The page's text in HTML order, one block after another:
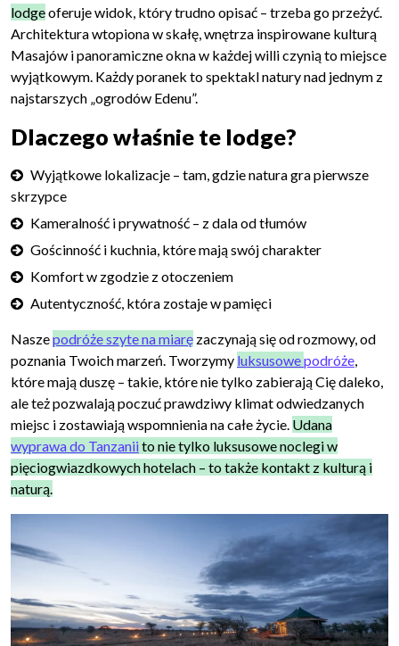
lodgeoferuje widok, który trudno opisać – trzeba go przeżyć.
Architektura wtopiona w skałę, wnętrza inspirowane kulturą
Masajów i panoramiczne okna w każdej willi czynią to miejsce
wyjątkowym. Każdy poranek to spektakl natury nad jednym z
najstarszych „ogrodów Edenu”.
Dlaczego właśnie te lodge?
Wyjątkowe lokalizacje – tam, gdzie natura gra pierwsze
skrzypce
Kameralność i prywatność – z dala od tłumów
Gościnność i kuchnia, które mają swój charakter
Komfort w zgodzie z otoczeniem
Autentyczność, która zostaje w pamięci
Naszepodróże szyte na miarę zaczynają się od rozmowy, od
poznania Twoich marzeń. Tworzymy luksusowepodróże,
które mają duszę – takie, które nie tylko zabierają Cię daleko,
ale też pozwalają poczuć prawdziwy klimat odwiedzanych
miejsc i zostawiają wspomnienia na całe życie. Udana
wyprawa do Tanzaniito nie tylko luksusowe noclegi w
pięciogwiazdkowych hotelach – to także kontakt z kulturą i
naturą.